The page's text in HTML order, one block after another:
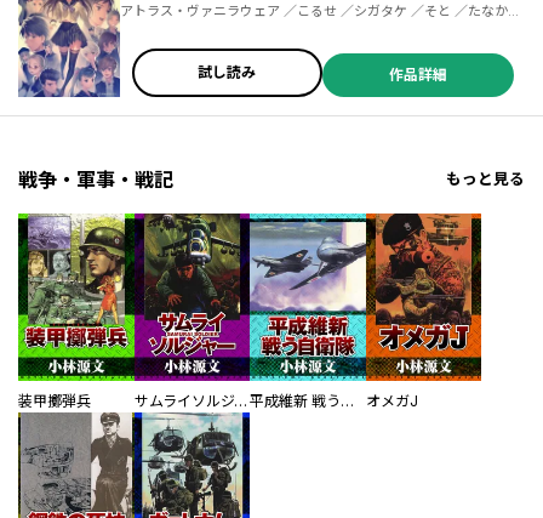
アトラス・ヴァニラウェア ／こるせ ／シガタケ ／そと ／たなかあ
ひる ／晴瀬ひろき ／船戸明里 ／ほし ／磨伸映一郎 ／こやまひろか
ず
試し読み 作品詳細
戦争・軍事・戦記 もっと見る
装甲擲弾兵 サムライソルジャー SAMURAI SOLDIER 平成維新 戦う自衛隊 オメガJ